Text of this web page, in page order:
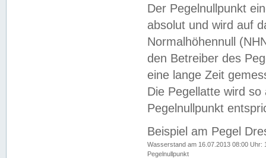
Der Pegelnullpunkt
absolut und wird auf
Normalhöhennull
den Betreiber des
eine lange Zeit
Die Pegellatte wird
Pegelnullpunkt
Beispiel am Pegel
Wasserstand am 16.07.2013 08:00 Uhr:
Pegelnullpunkt